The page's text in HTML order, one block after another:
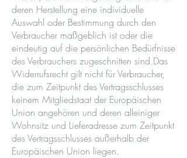
deren Herstellung eine individuelle
Auswahl oder Bestimmung durch den
Verbraucher maßgeblich ist oder die
eindeutig auf die persönlichen Bedürfnisse
des Verbrauchers zugeschnitten sind.Das
Widerrufsrecht gilt nicht für Verbraucher,
die zum Zeitpunkt des Vertragsschlusses
keinem Mitgliedstaat der Europäischen
Union angehören und deren alleiniger
Wohnsitz und Lieferadresse zum Zeitpunkt
des Vertragsschlusses außerhalb der
Europäischen Union liegen.